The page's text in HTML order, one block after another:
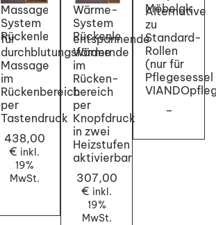
Massage-
System
Rückenlehne
für
durchblutungsfördernde
Massage
im
Rückenbereich
per
Tastendruck
438,00
€ inkl.
19%
MwSt.
Wärme-
System
Rückenlehne
entspannende
Wärme
im
Rücken-
bereich
per
Knopfdruck
in zwei
Heizstufen
aktivierbar
307,00
€ inkl.
19%
MwSt.
Möbelgleiter
Alternative
zu
Standard-
Rollen
(nur für
Pflegesessel
–